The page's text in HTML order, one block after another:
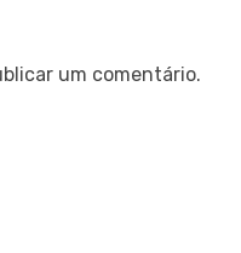
um comentário.